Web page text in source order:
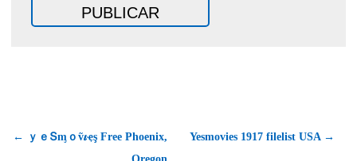
← ｙｅՏᶆｏṽ𝜾ҿş Free Phoenix,
Yesmovies 1917 filelist USA →